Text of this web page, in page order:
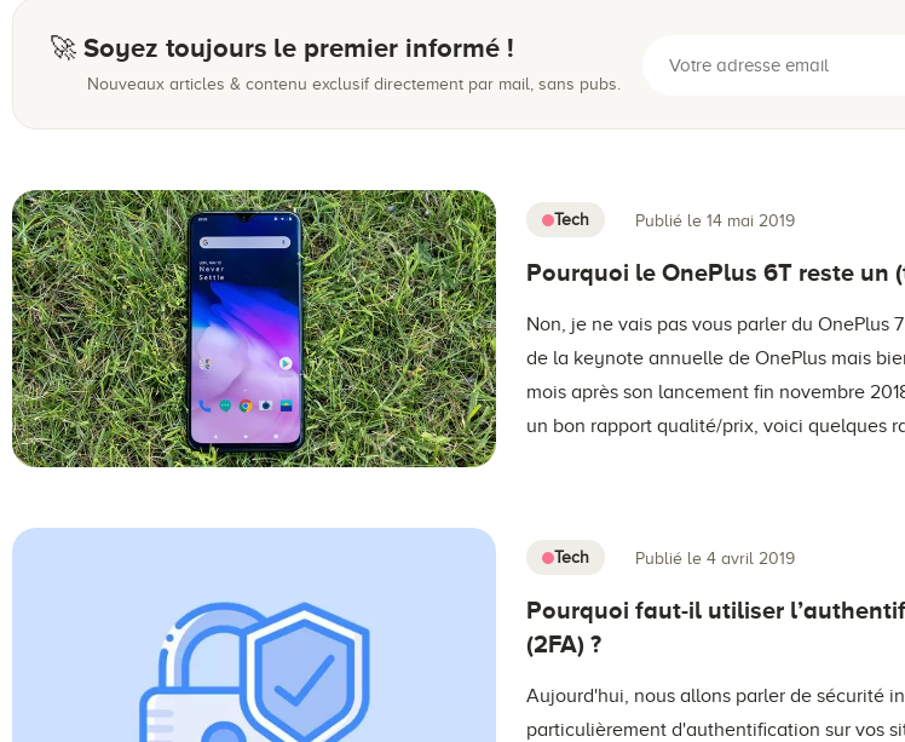
🚀 Soyez toujours le premier informé !
Nouveaux articles & contenu exclusif directement par mail, sans pubs.
Tech Publié le 14 mai 2019
Pourquoi le OnePlus 6T reste un
Non, je ne vais pas vous parler du OnePlus
de la keynote annuelle de OnePlus mais
mois après son lancement fin novembre
un bon rapport qualité/prix, voici quelques
Tech Publié le 4 avril 2019
Pourquoi faut-il utiliser
(2FA) ?
Aujourd'hui, nous allons parler de sécurité
particulièrement d'authentification sur vos